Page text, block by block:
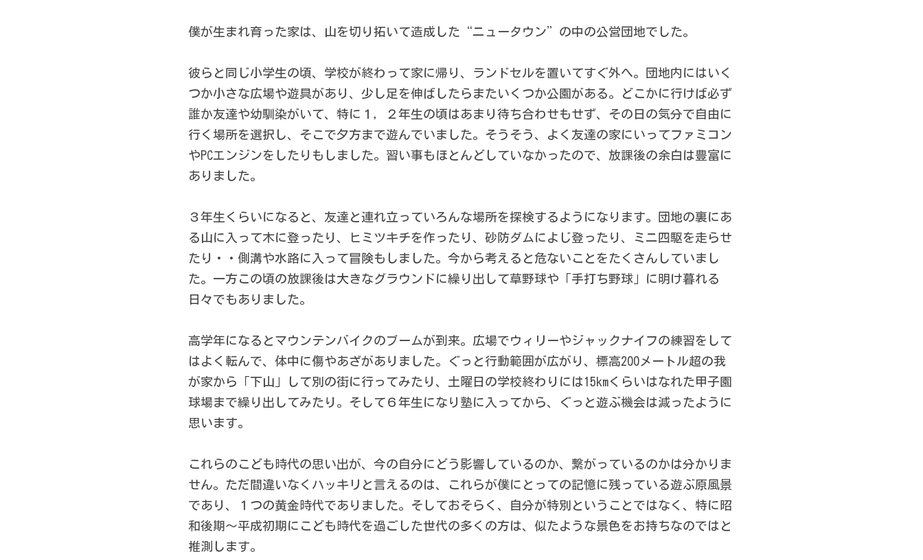
僕が生まれ育った家は、山を切り拓いて造成した“ニュータウン”の中の公営団地でした。
彼らと同じ小学生の頃、学校が終わって家に帰り、ランドセルを置いてすぐ外へ。団地内にはいく
つか小さな広場や遊具があり、少し足を伸ばしたらまたいくつか公園がある。どこかに行けば必ず
誰か友達や幼馴染がいて、特に１，２年生の頃はあまり待ち合わせもせず、その日の気分で自由に
行く場所を選択し、そこで夕方まで遊んでいました。そうそう、よく友達の家にいってファミコン
やPCエンジンをしたりもしました。習い事もほとんどしていなかったので、放課後の余白は豊富に
ありました。
３年生くらいになると、友達と連れ立っていろんな場所を探検するようになります。団地の裏にあ
る山に入って木に登ったり、ヒミツキチを作ったり、砂防ダムによじ登ったり、ミニ四駆を走らせ
たり・・側溝や水路に入って冒険もしました。今から考えると危ないことをたくさんしていまし
た。一方この頃の放課後は大きなグラウンドに繰り出して草野球や「手打ち野球」に明け暮れる
日々でもありました。
高学年になるとマウンテンバイクのブームが到来。広場でウィリーやジャックナイフの練習をして
はよく転んで、体中に傷やあざがありました。ぐっと行動範囲が広がり、標高200メートル超の我
が家から「下山」して別の街に行ってみたり、土曜日の学校終わりには15kmくらいはなれた甲子園
球場まで繰り出してみたり。そして６年生になり塾に入ってから、ぐっと遊ぶ機会は減ったように
思います。
これらのこども時代の思い出が、今の自分にどう影響しているのか、繋がっているのかは分かりま
せん。ただ間違いなくハッキリと言えるのは、これらが僕にとっての記憶に残っている遊ぶ原風景
であり、１つの黄金時代でありました。そしておそらく、自分が特別ということではなく、特に昭
和後期～平成初期にこども時代を過ごした世代の多くの方は、似たような景色をお持ちなのではと
推測します。